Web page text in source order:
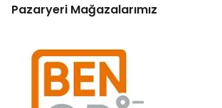
Pazaryeri Mağazalarımız